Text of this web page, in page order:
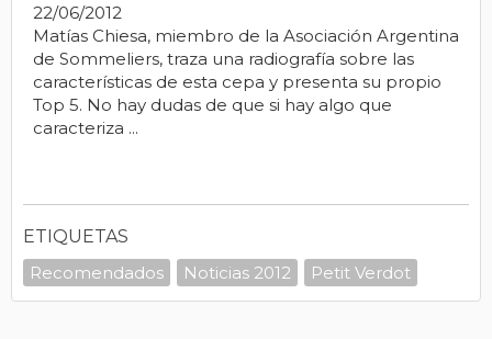
22/06/2012
Matías Chiesa, miembro de la Asociación Argentina
de Sommeliers, traza una radiografía sobre las
características de esta cepa y presenta su propio
Top 5. No hay dudas de que si hay algo que
caracteriza ...
ETIQUETAS
Recomendados
Noticias 2012 Petit Verdot